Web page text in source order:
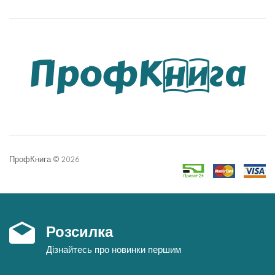
ПрофКнига © 2026
Розсилка
Дізнайтесь про новинки першим